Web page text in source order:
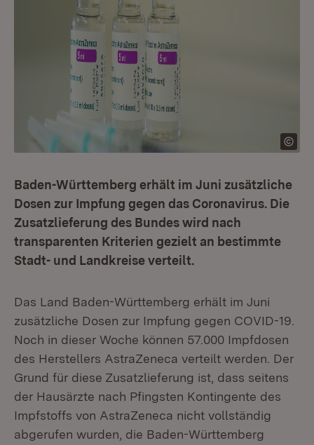
Baden-Württemberg erhält im Juni zusätzliche
Dosen zur Impfung gegen das Coronavirus. Die
Zusatzlieferung des Bundes wird nach
transparenten Kriterien gezielt an bestimmte
Stadt- und Landkreise verteilt.
Das Land Baden-Württemberg erhält im Juni
zusätzliche Dosen zur Impfung gegen COVID-19.
Noch in dieser Woche können 57.000 Impfdosen
des Herstellers AstraZeneca verteilt werden. Der
Grund für diese Zusatzlieferung ist, dass seitens
der Hausärzte nach Pfingsten Kontingente des
Impfstoffs von AstraZeneca nicht vollständig
abgerufen wurden, die Baden-Württemberg